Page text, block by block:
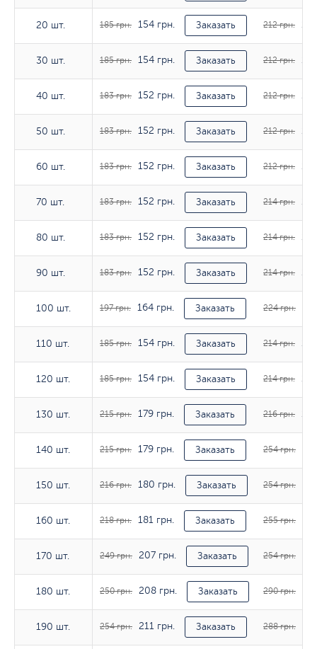
20 шт.
30 шт.
40 шт.
50 шт.
60 шт.
70 шт.
80 шт.
90 шт.
100 шт.
110 шт.
120 шт.
130 шт.
140 шт.
150 шт.
160 шт.
170 шт.
180 шт.
190 шт.
20 шт. 185 грн. 154 грн. Заказать 212 грн.
30 шт. 185 грн. 154 грн. Заказать 212 грн.
40 шт. 183 грн. 152 грн. Заказать 212 грн.
50 шт. 183 грн. 152 грн. Заказать 212 грн.
60 шт. 183 грн. 152 грн. Заказать 212 грн.
70 шт. 183 грн. 152 грн. Заказать 214 грн.
80 шт. 183 грн. 152 грн. Заказать 214 грн.
90 шт. 183 грн. 152 грн. Заказать 214 грн.
100 шт. 197 грн. 164 грн. Заказать 224 грн.
110 шт. 185 грн. 154 грн. Заказать 214 грн.
120 шт. 185 грн. 154 грн. Заказать 214 грн.
130 шт. 215 грн. 179 грн. Заказать 216 грн.
140 шт. 215 грн. 179 грн. Заказать 254 грн.
150 шт. 216 грн. 180 грн. Заказать 254 грн.
160 шт. 218 грн. 181 грн. Заказать 255 грн.
170 шт. 249 грн. 207 грн. Заказать 254 грн.
180 шт. 250 грн. 208 грн. Заказать 290 грн.
190 шт. 254 грн. 211 грн. Заказать 288 грн.